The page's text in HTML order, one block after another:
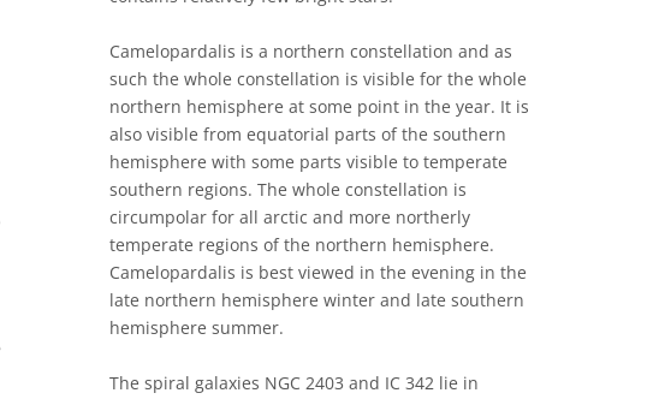
Camelopardalis is a northern constellation and as
such the whole constellation is visible for the whole
northern hemisphere at some point in the year. It is
also visible from equatorial parts of the southern
hemisphere with some parts visible to temperate
southern regions. The whole constellation is
circumpolar for all arctic and more northerly
temperate regions of the northern hemisphere.
Camelopardalis is best viewed in the evening in the
late northern hemisphere winter and late southern
hemisphere summer.
The spiral galaxies NGC 2403 and IC 342 lie in